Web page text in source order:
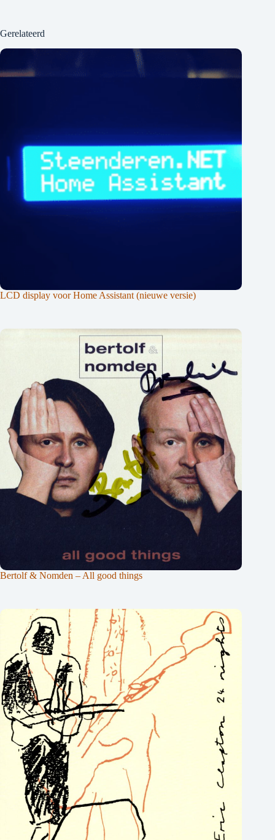
Gerelateerd
LCD display voor Home Assistant (nieuwe versie)
Bertolf & Nomden – All good things